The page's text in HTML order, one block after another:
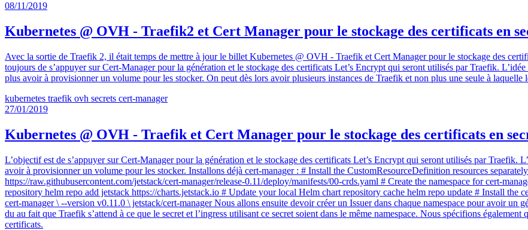
08/11/2019
Kubernetes @ OVH - Traefik2 et Cert Manager pour le stockage des certificats en
Avec la sortie de Traefik 2, il était temps de mettre à jour le billet Kubernetes @ OVH - Traefik et Cert Manager pour le stockage des
toujours de s’appuyer sur Cert-Manager pour la génération et le stockage des certificats Let’s Encrypt qui seront utilisés par Traefik.
plus avoir à provisionner un volume pour les stocker. On peut dès lors avoir plusieurs instances de Traefik et non plus une seule à laquelle
kubernetes traefik ovh secrets cert-manager
27/01/2019
Kubernetes @ OVH - Traefik et Cert Manager pour le stockage des certificats en
L’objectif est de s’appuyer sur Cert-Manager pour la génération et le stockage des certificats Let’s Encrypt qui seront utilisés par Traefik.
avoir à provisionner un volume pour les stocker. Installons déjà cert-manager : # Install the CustomResourceDefinition resources
https://raw.githubusercontent.com/jetstack/cert-manager/release-0.11/deploy/manifests/00-crds.yaml # Create the namespace for cert-
repository helm repo add jetstack https://charts.jetstack.io # Update your local Helm chart repository cache helm repo update # Install the
cert-manager \ --version v0.11.0 \ jetstack/cert-manager Nous allons ensuite devoir créer un Issuer dans chaque namespace pour avoir un
du au fait que Traefik s’attend à ce que le secret et l’ingress utilisant ce secret soient dans le même namespace. Nous spécifions
certificats.